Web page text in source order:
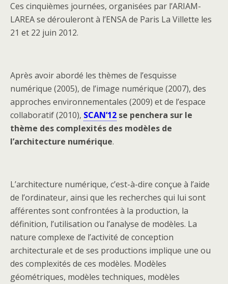
Ces cinquièmes journées, organisées par l’ARIAM-
LAREA se dérouleront à l’ENSA de Paris La Villette les
21 et 22 juin 2012.
Après avoir abordé les thèmes de l’esquisse
numérique (2005), de l’image numérique (2007), des
approches environnementales (2009) et de l’espace
collaboratif (2010), SCAN’12 se penchera sur le
thème des complexités des modèles de
l’architecture numérique.
L’architecture numérique, c’est-à-dire conçue à l’aide
de l’ordinateur, ainsi que les recherches qui lui sont
afférentes sont confrontées à la production, la
définition, l’utilisation ou l’analyse de modèles. La
nature complexe de l’activité de conception
architecturale et de ses productions implique une ou
des complexités de ces modèles. Modèles
géométriques, modèles techniques, modèles